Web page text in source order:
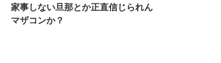
てるの！」私「ですから」上司「黙って聞きなさい！」私「それ
は」上司「言い訳しない！」→結果ｗｗｗｗｗ
家事しない旦那とか正直信じられん
マザコンか？